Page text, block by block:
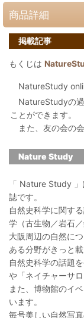
商品詳細
掲載記事
もくじは
NatureStudy
NatureStudyの過
ことができます。
また、友の会の
Nature Study
「 Nature Study
誌です。
自然史科学に関す
学（古生物／岩石
大阪周辺の自然に
ある分野がきっと
自然史科学の話題
や「ネイチャーサ
また、博物館のイ
います。
毎号美しい自然写